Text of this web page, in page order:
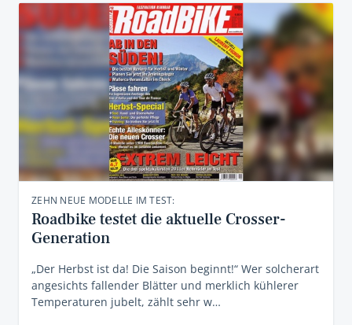
ZEHN NEUE MODELLE IM TEST:
Roadbike testet die aktuelle Crosser-
Generation
„Der Herbst ist da! Die Saison beginnt!“ Wer solcherart
angesichts fallender Blätter und merklich kühlerer
Temperaturen jubelt, zählt sehr w…